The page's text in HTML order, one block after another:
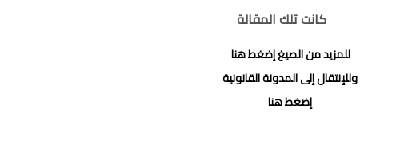
كانت تلك المقالة
للمزيد من الصيغ إضغط هنا
وللإنتقال إلى المدونة القانونية
إضغط هنا